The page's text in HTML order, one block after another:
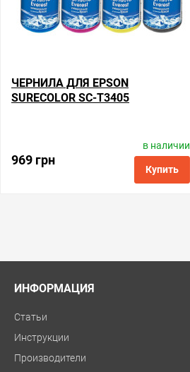
ЧЕРНИЛА ДЛЯ EPSON
SURECOLOR SC-T3405
969 грн
в наличии
Купить
WWM
Код товара:
ink.e.t3400.4
ИНФОРМАЦИЯ
Статьи
Инструкции
Производители